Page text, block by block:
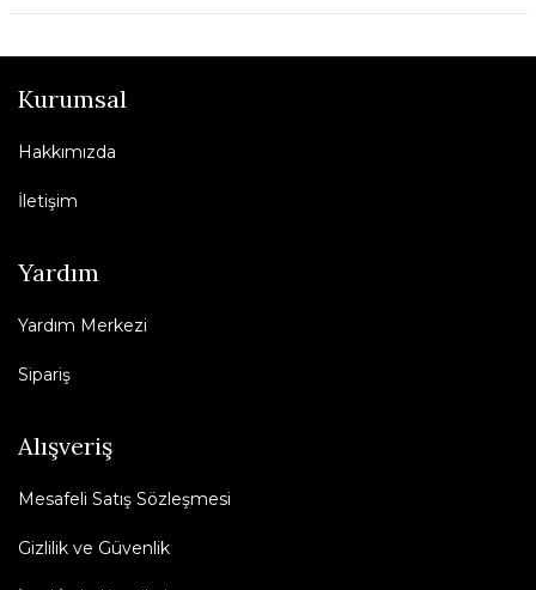
Kurumsal
Hakkımızda
İletişim
Yardım
Yardım Merkezi
Sipariş
Alışveriş
Mesafeli Satış Sözleşmesi
Gizlilik ve Güvenlik